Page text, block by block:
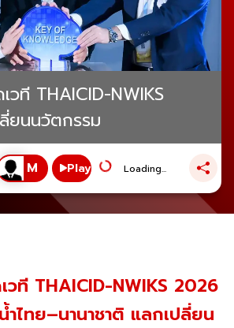
วที THAICID-NWIKS
ยนนวัตกรรม
Play Loading...
วที THAICID-NWIKS 2026
ำไทย–นานาชาติ แลกเปลี่ยน